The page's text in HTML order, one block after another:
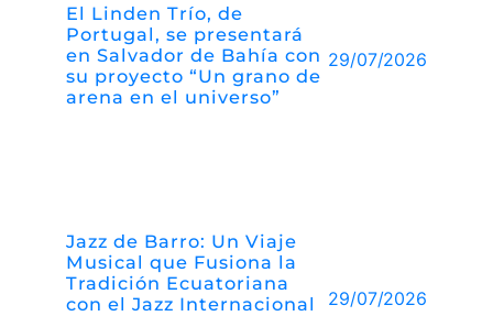
El Linden Trío, de
Portugal, se presentará
en Salvador de Bahía con
su proyecto “Un grano de
arena en el universo”
29/07/2026
Jazz de Barro: Un Viaje
Musical que Fusiona la
Tradición Ecuatoriana
con el Jazz Internacional
29/07/2026